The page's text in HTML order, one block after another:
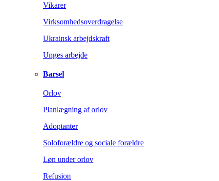
Vikarer
Virksomhedsoverdragelse
Ukrainsk arbejdskraft
Unges arbejde
Barsel
Orlov
Planlægning af orlov
Adoptanter
Soloforældre og sociale forældre
Løn under orlov
Refusion